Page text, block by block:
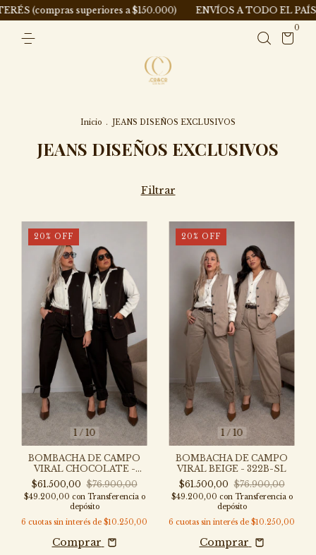
a $150.000) ENVÍOS A TODO EL PAÍS 🇦🇷 TODA
0
Inicio . JEANS DISEÑOS EXCLUSIVOS
JEANS DISEÑOS EXCLUSIVOS
Filtrar
1 / 10
20% OFF
BOMBACHA DE CAMPO
VIRAL CHOCOLATE -
P322CH-SL
$61.500,00 $76.900,00
$49.200,00 con Transferencia o
depósito
6 cuotas sin interés de $10.250,00
Comprar
1 / 10
20% OFF
BOMBACHA DE CAMPO
VIRAL BEIGE - 322B-SL
$61.500,00 $76.900,00
$49.200,00 con Transferencia o
depósito
6 cuotas sin interés de $10.250,00
Comprar